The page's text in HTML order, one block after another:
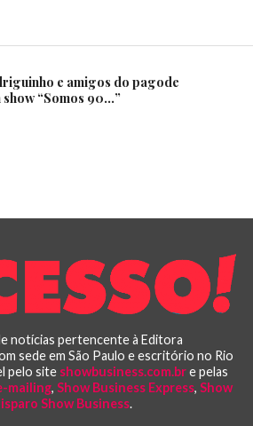
e amigos do pagode
show “Somos 90…”
notícias pertencente à Editora
sede em São Paulo e escritório no Rio
pelo site showbusiness.com.bre pelas
mailing, Show Business Express, Show
Show Business.